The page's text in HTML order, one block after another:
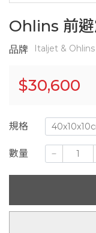
Ohlins 前
品牌 Italjet & Ohlins
$30,600
規格
數量